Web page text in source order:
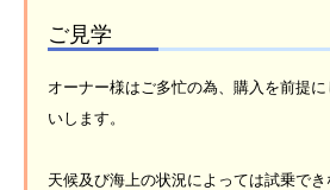
ご見学
オーナー様はご多忙の為、購入を前提
いします。
天候及び海上の状況によっては試乗でき